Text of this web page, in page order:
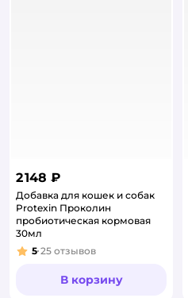
2 148 ₽
Добавка для кошек и собак
Protexin Проколин
пробиотическая кормовая
30мл
Рейтинг:
5 25 отзывов
В корзину